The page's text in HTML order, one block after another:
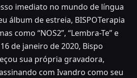
imediato no mundo de língua
álbum de estreia, BISPOTerapia
como “NOS2”, “Lembra-Te” e
de janeiro de 2020, Bispo
sua própria gravadora,
com Ivandro como seu